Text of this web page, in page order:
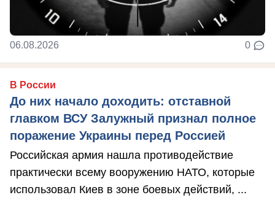
06.08.2026 0
В России
До них начало доходить: отставной
главком ВСУ Залужный признал полное
поражение Украины перед Россией
Российская армия нашла противодействие
практически всему вооружению НАТО, которые
использовал Киев в зоне боевых действий, ...